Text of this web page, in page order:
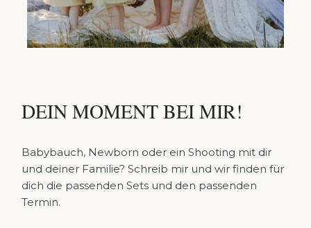
DEIN MOMENT BEI MIR!
Babybauch, Newborn oder ein Shooting mit dir
und deiner Familie? Schreib mir und wir finden für
dich die passenden Sets und den passenden
Termin.